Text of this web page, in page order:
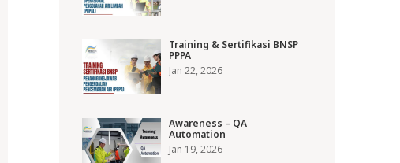
Training & Sertifikasi BNSP
PPPA
Jan 22, 2026
Awareness – QA
Automation
Jan 19, 2026